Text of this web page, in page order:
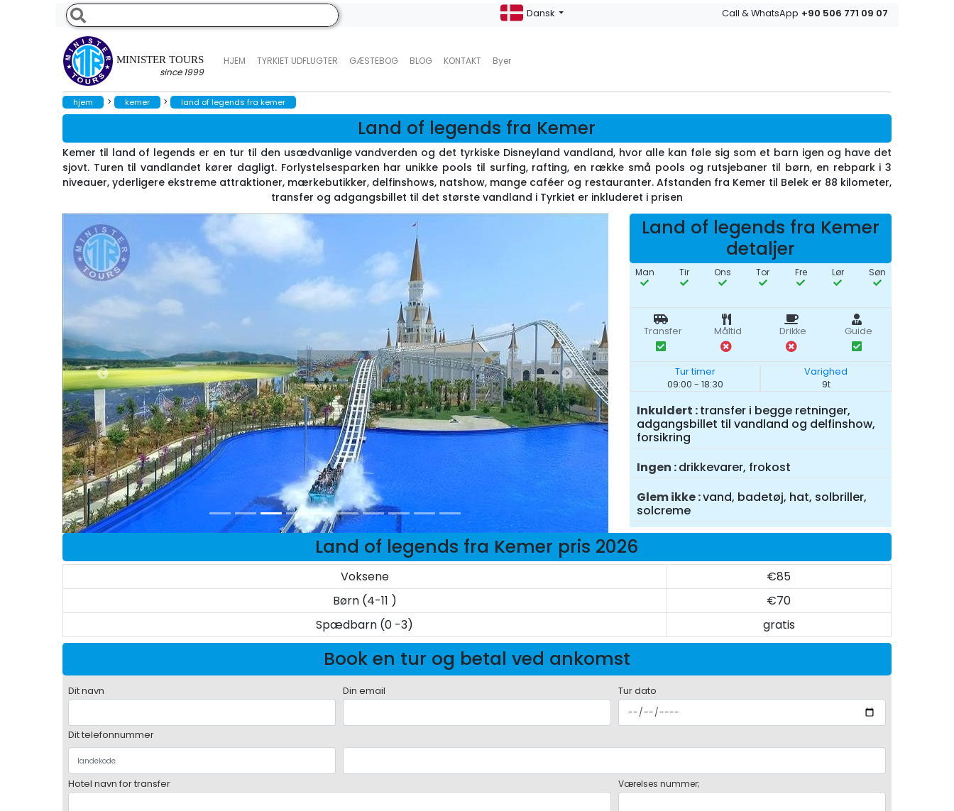
MINISTER TOURS
since 1999
HJEM TYRKIET UDFLUGTER GÆSTEBOG BLOG KONTAKT Byer
Dansk Call & WhatsApp +90 506 771 09 07
hjem > kemer > land of legends fra kemer
Land of legends fra Kemer
Kemer til land of legends er en tur til den usædvanlige vandverden og det tyrkiske Disneyland vandland, hvor alle kan føle sig som et barn igen og have det
sjovt. Turen til vandlandet kører dagligt. Forlystelsesparken har unikke pools til surfing, rafting, en række små pools og rutsjebaner til børn, en rebpark i 3
niveauer, yderligere ekstreme attraktioner, mærkebutikker, delfinshows, natshow, mange caféer og restauranter. Afstanden fra Kemer til Belek er 88 kilometer,
transfer og adgangsbillet til det største vandland i Tyrkiet er inkluderet i prisen
Land of legends fra Kemer
detaljer
Man Tir Ons Tor Fre Lør Søn
Transfer Måltid Drikke Guide
Tur timer
09:00 - 18:30
Varighed
9t
Inkuldert transfer i begge retninger,
adgangsbillet til vandland og delfinshow,
forsikring
Ingen drikkevarer, frokost
Glem ikke vand, badetøj, hat, solbriller,
solcreme
Land of legends fra Kemer pris 2026
Voksene
€85
Børn (4-11 )
€70
Spædbarn (0 -3)
gratis
Book en tur og betal ved ankomst
Dit navn Din email Tur dato
Dit telefonnummer
Hotel navn for transfer Værelses nummer;